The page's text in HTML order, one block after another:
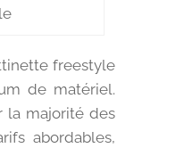
freestyle
de matériel.
la majorité des
abordables,